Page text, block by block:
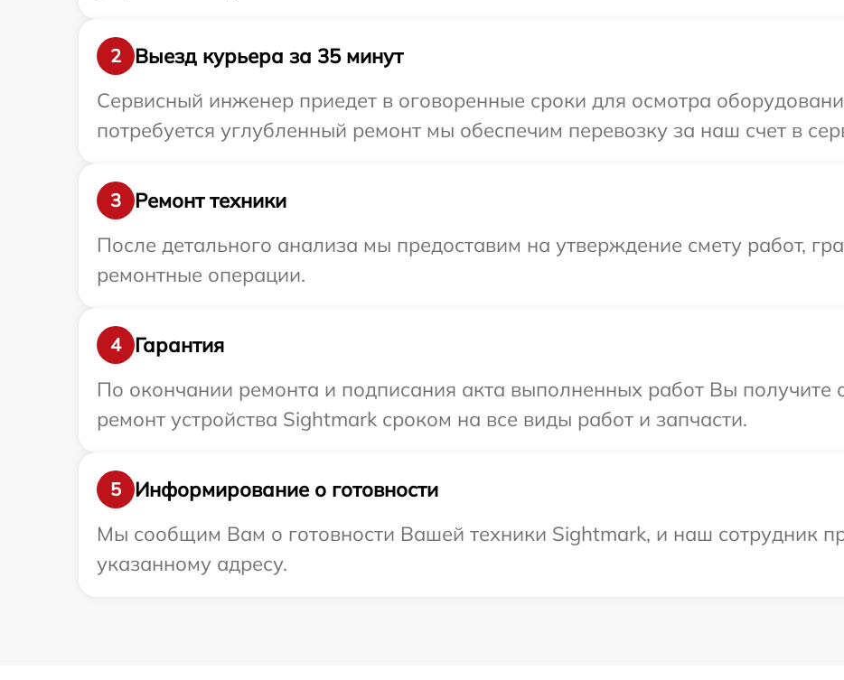
2
Выезд курьера за 35 минут
Сервисный инженер приедет в оговоренные сроки для осмотра
потребуется углубленный ремонт мы обеспечим перевозку за наш счет в
3
Ремонт техники
После детального анализа мы предоставим на утверждение смету работ,
ремонтные операции.
4
Гарантия
По окончании ремонта и подписания акта выполненных работ Вы
ремонт устройства Sightmark сроком на все виды работ и запчасти.
5
Информирование о готовности
Мы сообщим Вам о готовности Вашей техники Sightmark, и наш сотрудник
указанному адресу.